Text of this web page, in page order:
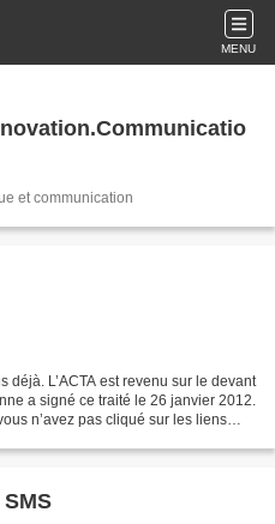
MENU
et communication
déjà. L’ACTA est revenu sur le devant
a signé ce traité le 26 janvier 2012.
n’avez pas cliqué sur les liens